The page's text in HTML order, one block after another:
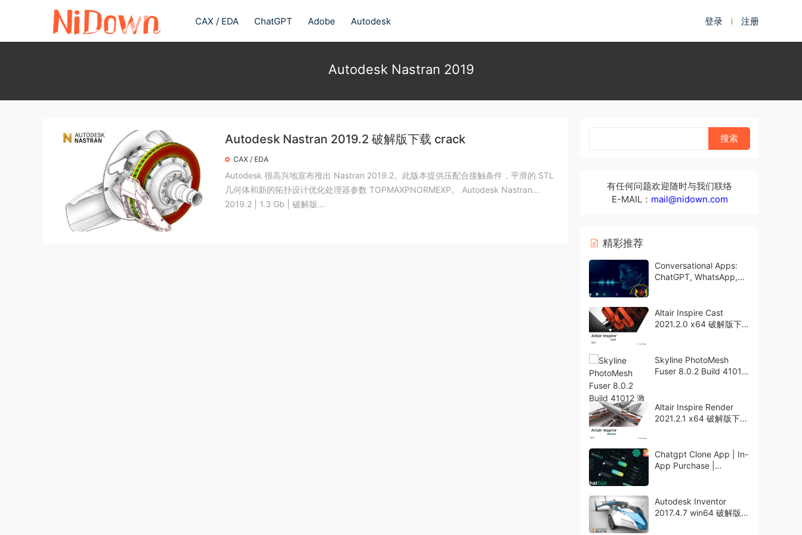
CAX / EDA ChatGPT Adobe Autodesk 登录 注册
Autodesk Nastran 2019
Autodesk Nastran 2019.2 破解版下载 crack
CAX / EDA
Autodesk 很高兴地宣布推出 Nastran 2019.2。此版本提供压配合接触条件，平滑的 STL
几何体和新的拓扑设计优化处理器参数 TOPMAXPNORMEXP。 Autodesk Nastran
2019.2 | 1.3 Gb | 破解版...
有任何问题欢迎随时与我们联络
E-MAIL： mail@nidown.com
精彩推荐
Conversational Apps:
ChatGPT, WhatsApp,
Altair Inspire Cast
2021.2.0 x64 破解版下载
Skyline PhotoMesh
Fuser 8.0.2 Build 41012
Altair Inspire Render
2021.2.1 x64 破解版下载
Chatgpt Clone App | In-
App Purchase |
Autodesk Inventor
2017.4.7 win64 破解版下